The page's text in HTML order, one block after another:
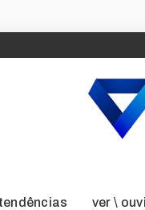
tendências ver \